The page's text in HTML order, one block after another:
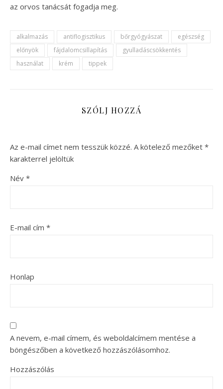
az orvos tanácsát fogadja meg.
alkalmazás antiflogisztikus bőrgyógyászat
egészség
előnyök
fájdalomcsillapítás
gyulladáscsökkentés
használat
krém tippek
SZÓLJ HOZZÁ
Az e-mail címet nem tesszük közzé. A kötelező mezőket *
karakterrel jelöltük
Név *
E-mail cím *
Honlap
A nevem, e-mail címem, és weboldalcímem mentése a
böngészőben a következő hozzászólásomhoz.
Hozzászólás